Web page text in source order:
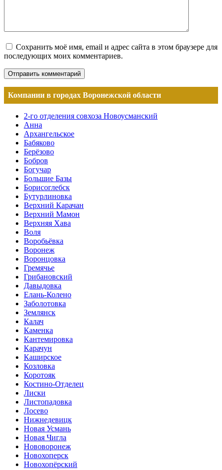
Сохранить моё имя, email и адрес сайта в этом браузере для
последующих моих комментариев.
Компании в городах Воронежской области
2-го отделения совхоза Новоусманский
Анна
Архангельское
Бабяково
Берёзово
Бобров
Богучар
Большие Базы
Борисоглебск
Бутурлиновка
Верхний Карачан
Верхний Мамон
Верхняя Хава
Воля
Воробьёвка
Воронеж
Воронцовка
Гремячье
Грибановский
Давыдовка
Елань-Колено
Заболотовка
Землянск
Калач
Каменка
Кантемировка
Карачун
Каширское
Козловка
Коротояк
Костино-Отделец
Лиски
Листопадовка
Лосево
Нижнедевицк
Новая Усмань
Новая Чигла
Нововоронеж
Новохоперск
Новохопёрский